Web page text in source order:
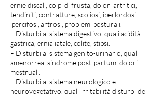
ernie discali, colpi di frusta, dolori artritici,
tendiniti, contratture, scoliosi, iperlordosi,
ipercifosi, artrosi, problemi posturali.
– Disturbi al sistema digestivo, quali acidità
gastrica, ernia iatale, colite, stipsi.
– Disturbi al sistema genito-urinario, quali
amenorrea, sindrome post-partum, dolori
mestruali.
– Disturbi al sistema neurologico e
neurovegetativo, quali irritabilità disturbi del